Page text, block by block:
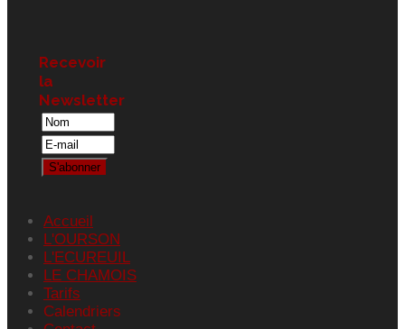
Recevoir
la
Newsletter
Accueil
L'OURSON
L'ECUREUIL
LE CHAMOIS
Tarifs
Calendriers